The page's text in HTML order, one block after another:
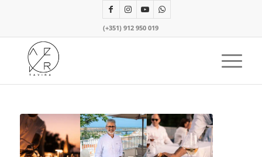
(+351) 912 950 019